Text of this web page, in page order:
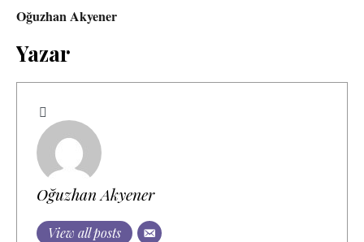
Oğuzhan Akyener
Yazar
Oğuzhan Akyener
View all posts